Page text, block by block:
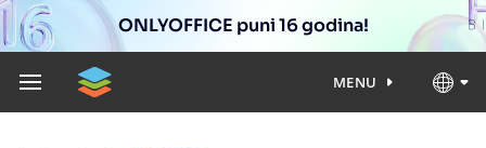
ONLYOFFICE puni 16 godina!
MENU